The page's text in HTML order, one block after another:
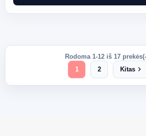
Rodoma 1-12 iš 17
1
2 Kitas chevron_right